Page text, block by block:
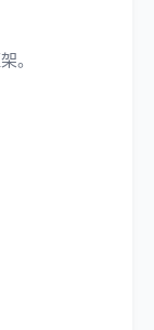
。